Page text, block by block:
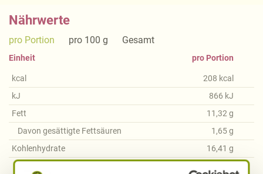
Nährwerte
pro Portion pro 100 g Gesamt
Einheit
kcal
kJ
Fett
Davon gesättigte Fettsäuren
Kohlenhydrate
pro Portion
208 kcal
866 kJ
11,32 g
1,65g
16,41 g